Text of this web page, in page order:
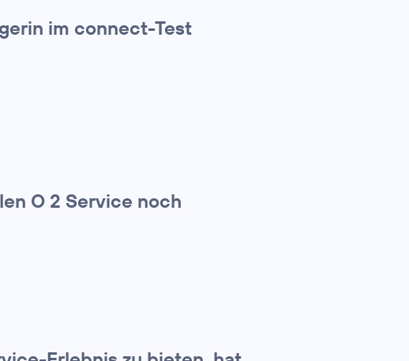
im connect-Test
O 2 Service noch